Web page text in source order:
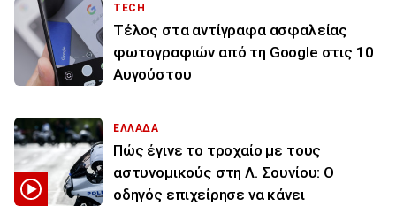
TECH
Τέλος στα αντίγραφα ασφαλείας
φωτογραφιών από τη Google στις 10
Αυγούστου
ΕΛΛΑΔΑ
Πώς έγινε το τροχαίο με τους
αστυνομικούς στη Λ. Σουνίου: Ο
οδηγός επιχείρησε να κάνει